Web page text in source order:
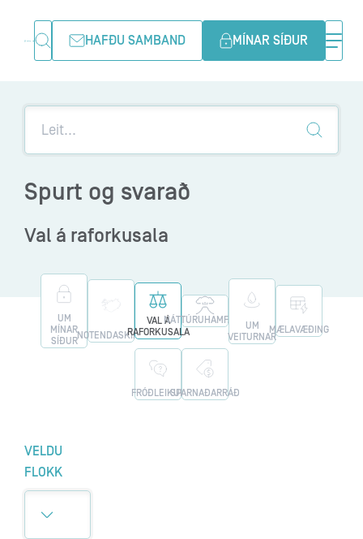
HAFÐU SAMBAND MÍNAR SÍÐUR
Spurt og svarað
Val á raforkusala
UM
MÍNAR
SÍÐUR
NOTENDASKIPTI
VAL Á
RAFORKUSALA
NÁTTÚRUHAMFARIRUM
VEITURNAR
MÆLAVÆÐING
FRÓÐLEIKURSPARNAÐARRÁÐ
VELDU
FLOKK